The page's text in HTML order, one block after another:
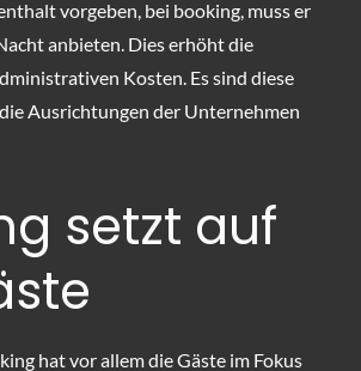
vorgeben, bei booking, muss er
anbieten. Dies erhöht die
Kosten. Es sind diese
Ausrichtungen der Unternehmen
setzt auf
hat vor allem die Gäste im Fokus